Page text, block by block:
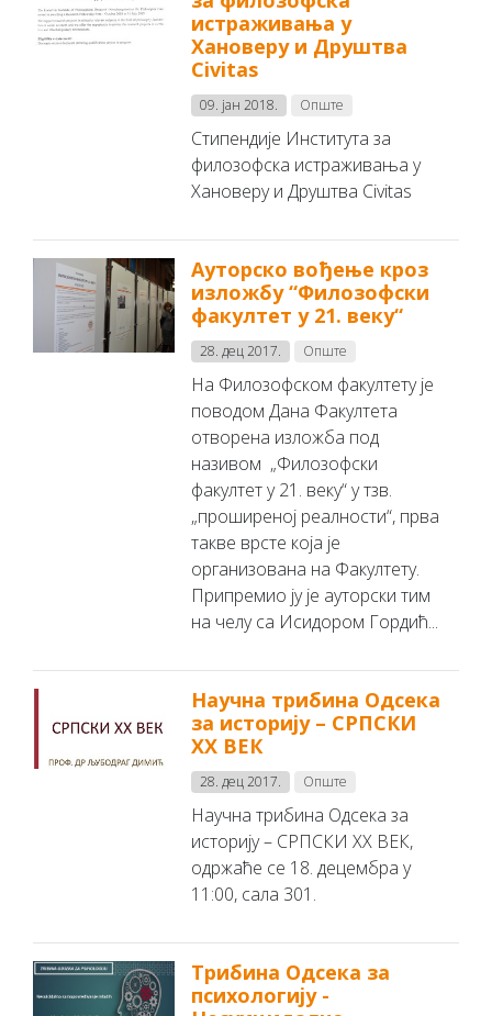
истраживања у
Хановеру и Друштва
Civitas
09. јан 2018. Опште
Стипендије Института за
филозофска истраживања у
Хановеру и Друштва Civitas
Ауторско вођење кроз
изложбу “Филозофски
факултет у 21. веку“
28. дец 2017. Опште
На Филозофском факултету је
поводом Дана Факултета
отворена изложба под
називом „Филозофски
факултет у 21. веку“ у тзв.
„проширеној реалности“, прва
такве врсте која је
организована на Факултету.
Припремио ју је ауторски тим
на челу са Исидором Гордић...
Научна трибина Одсека
за историју – СРПСКИ
XX ВЕК
28. дец 2017. Опште
Научна трибина Одсека за
историју – СРПСКИ XX ВЕК,
одржаће се 18. децембра у
11:00, сала 301.
Трибина Одсека за
психологију -